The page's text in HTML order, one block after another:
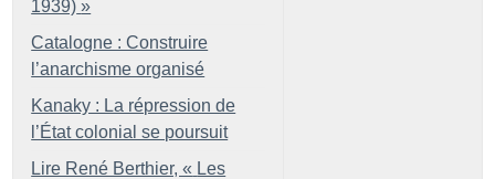
1939) »
Catalogne : Construire
l’anarchisme organisé
Kanaky : La répression de
l’État colonial se poursuit
Lire René Berthier, « Les